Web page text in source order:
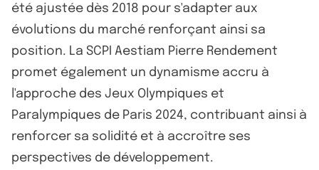
été ajustée dès 2018 pour s'adapter aux
évolutions du marché renforçant ainsi sa
position. La SCPI Aestiam Pierre Rendement
promet également un dynamisme accru à
l'approche des Jeux Olympiques et
Paralympiques de Paris 2024, contribuant ainsi à
renforcer sa solidité et à accroître ses
perspectives de développement.